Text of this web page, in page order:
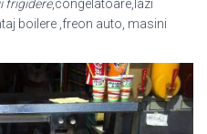
frigidere,congelatoare,lazi
boilere ,freon auto, masini